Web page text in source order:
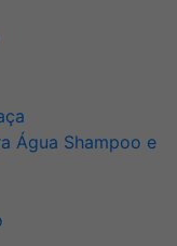
Água Shampoo e